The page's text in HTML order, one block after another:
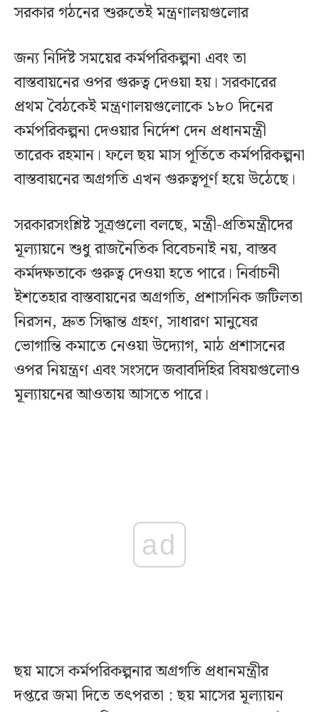
সরকার গঠনের শুরুতেই মন্ত্রণালয়গুলোর
জন্য নির্দিষ্ট সময়ের কর্মপরিকল্পনা এবং তা
বাস্তবায়নের ওপর গুরুত্ব দেওয়া হয়। সরকারের
প্রথম বৈঠকেই মন্ত্রণালয়গুলোকে ১৮০ দিনের
কর্মপরিকল্পনা দেওয়ার নির্দেশ দেন প্রধানমন্ত্রী
তারেক রহমান। ফলে ছয় মাস পূর্তিতে কর্মপরিকল্পনা
বাস্তবায়নের অগ্রগতি এখন গুরুত্বপূর্ণ হয়ে উঠেছে।
সরকারসংশ্লিষ্ট সূত্রগুলো বলছে, মন্ত্রী-প্রতিমন্ত্রীদের
মূল্যায়নে শুধু রাজনৈতিক বিবেচনাই নয়, বাস্তব
কর্মদক্ষতাকে গুরুত্ব দেওয়া হতে পারে। নির্বাচনী
ইশতেহার বাস্তবায়নের অগ্রগতি, প্রশাসনিক জটিলতা
নিরসন, দ্রুত সিদ্ধান্ত গ্রহণ, সাধারণ মানুষের
ভোগান্তি কমাতে নেওয়া উদ্যোগ, মাঠ প্রশাসনের
ওপর নিয়ন্ত্রণ এবং সংসদে জবাবদিহির বিষয়গুলোও
মূল্যায়নের আওতায় আসতে পারে।
ad
ছয় মাসে কর্মপরিকল্পনার অগ্রগতি প্রধানমন্ত্রীর
দপ্তরে জমা দিতে তৎপরতা : ছয় মাসের মূল্যায়ন